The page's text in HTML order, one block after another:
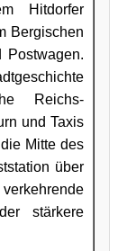
Hitdorfer
Bergischen
Postwagen.
Reichs-
und Taxis
Mitte des
über
stärkere